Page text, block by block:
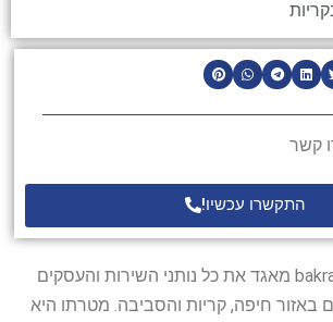
קשר
התקשרו עכשיו!
אתר עסקים bakrayot מאגד את כל נותני השירות והעסקים
באזור חיפה, קריות והסביבה. מטרתו היא